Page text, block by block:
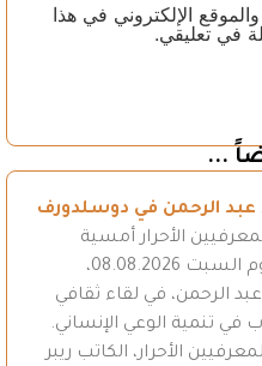
الإلكتروني في هذا
في تعليقي.
...
الرحمن في دوسلدورف
الأحرار أمسية
شعرية في مدينة دوسلدورف، يوم السبت 08.08.2026،
الرحمن، في لقاء ثقافي
في تنمية الوعي الإنساني.
الأحرار، الكاتب ريبر